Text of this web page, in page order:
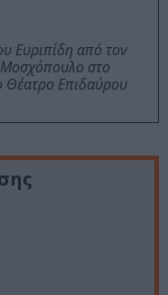
Ευριπίδη από τον
στο
Θέατρο Επιδαύρου